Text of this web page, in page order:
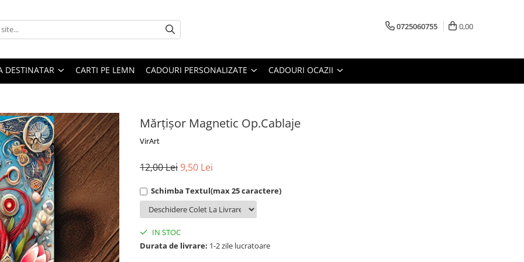
0725060755 0,00
DESTINATAR CARTI PE LEMN CADOURI PERSONALIZATE CADOURI OCAZII
Mărțișor Magnetic Op.Cablaje
VirArt
12,00 Lei9,50 Lei
Schimba Textul(max 25 caractere)
IN STOC
Durata de livrare: 1-2 zile lucratoare